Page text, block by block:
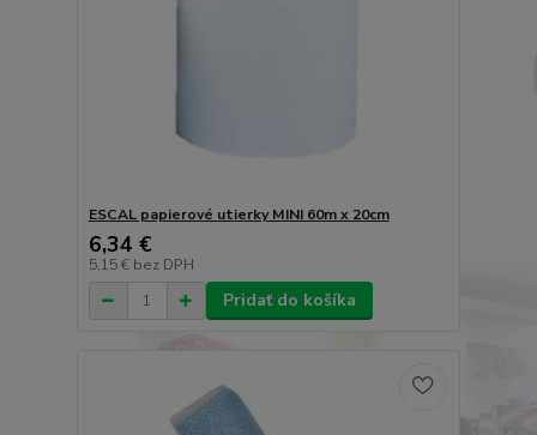
ESCAL papierové utierky MINI 60m x 20cm
6,34 €
5,15 € bez DPH
Pridať do košíka